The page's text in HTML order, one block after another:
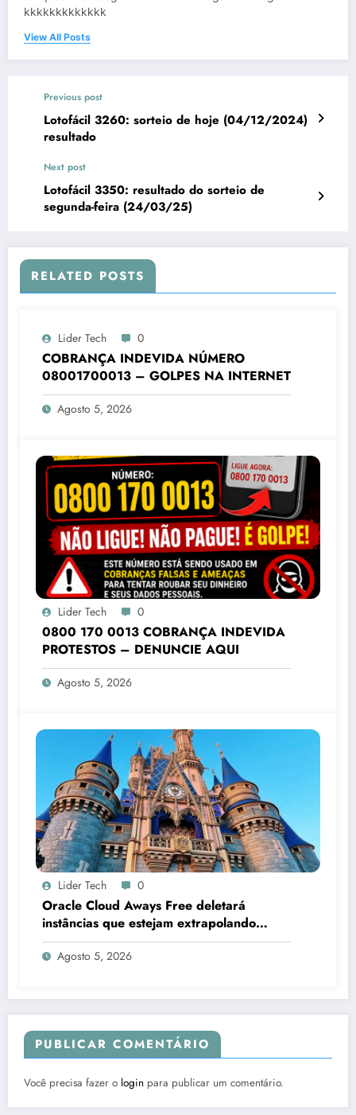
kkkkkkkkkkkkk
View All Posts
Previous post
Lotofácil 3260: sorteio de hoje (04/12/2024)
resultado
Next post
Lotofácil 3350: resultado do sorteio de
segunda-feira (24/03/25)
RELATED POSTS
Lider Tech 0
COBRANÇA INDEVIDA NÚMERO
08001700013 – GOLPES NA INTERNET
Agosto 5, 2026
Lider Tech 0
0800 170 0013 COBRANÇA INDEVIDA
PROTESTOS – DENUNCIE AQUI
Agosto 5, 2026
Lider Tech 0
Oracle Cloud Aways Free deletará
instâncias que estejam extrapolando
limites
Agosto 5, 2026
PUBLICAR COMENTÁRIO
Você precisa fazer o login para publicar um comentário.